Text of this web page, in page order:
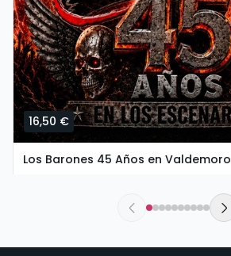
16,50 €
Los Barones 45 Años en Valdemoro
The New Valdemoro El Restón | Valdemoro